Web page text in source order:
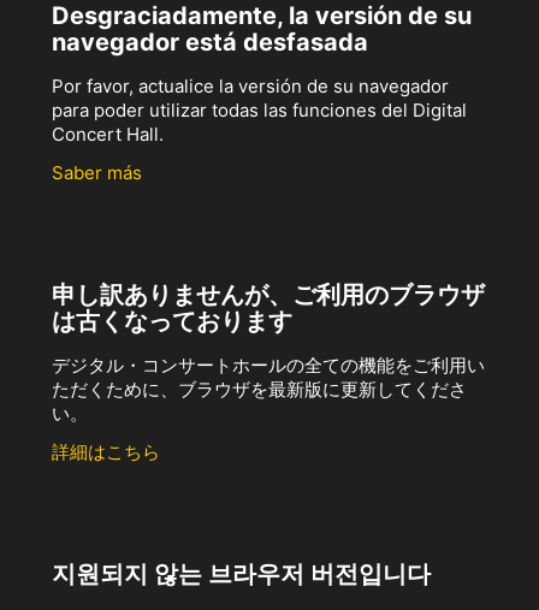
Desgraciadamente, la versión de su
navegador está desfasada
Por favor, actualice la versión de su navegador
para poder utilizar todas las funciones del Digital
Concert Hall.
Saber más
申し訳ありませんが、ご利用のブラウザ
は古くなっております
デジタル・コンサートホールの全ての機能をご利用い
ただくために、ブラウザを最新版に更新してくださ
い。
詳細はこちら
지원되지 않는 브라우저 버전입니다